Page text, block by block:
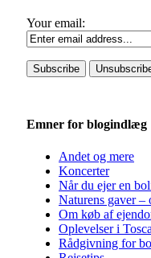
Your email:
Emner for blogindlæg
Andet og mere
Koncerter
Når du ejer en
Naturens gaver –
Om køb af
Oplevelser i
Rådgivning for